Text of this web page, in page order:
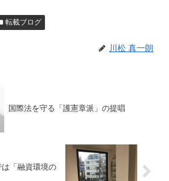
転載ブログ
川松 真一朗
国際法を守る「護憲章派」の提唱
「融資環境の